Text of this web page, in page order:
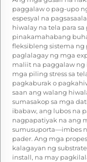
paggalaw o pag-upo
espesyal na
hiwalay na tela para
pinakamahabang
fleksibleng sistema
paglalagay ng mga
maliit na paggalaw
mga piling stress sa
pagkaburak o
saan ang walang
sumasakop sa mga
ibabaw, ang lubos na
nagpapatiyak na ang
sumusuporta—imbes
pader. Ang mga
kalagayan ng
install, na may